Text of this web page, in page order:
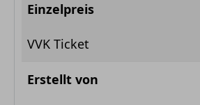
Einzelpreis
VVK Ticket
Erstellt von